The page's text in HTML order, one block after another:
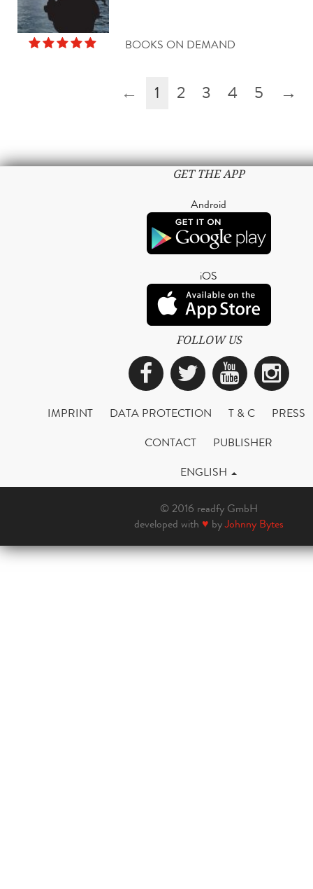
BOOKS ON DEMAND
← 1 2 3 4 5 →
GET THE APP
Android
iOS
FOLLOW US
Facebook
Twitter
IMPRINT DATA PROTECTION T & C
PRESS
CONTACT
PUBLISHER
ENGLISH
© 2016 readfy GmbH
developed with ♥ byJohnny Bytes